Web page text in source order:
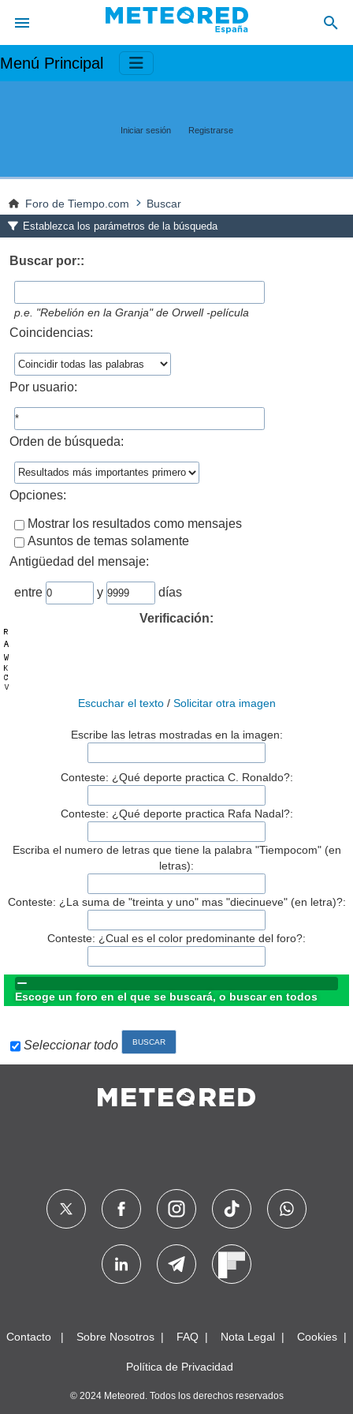
Menú Principal
Iniciar sesión Registrarse
Foro de Tiempo.com Buscar
Establezca los parámetros de la búsqueda
Buscar por::
p.e. "Rebelión en la Granja" de Orwell -película
Coincidencias:
Por usuario:
Orden de búsqueda:
Opciones:
Mostrar los resultados como mensajes
Asuntos de temas solamente
Antigüedad del mensaje:
entre y
días
Verificación:
Escuchar el texto/ Solicitar otra imagen
Escribe las letras mostradas en la imagen:
Conteste: ¿Qué deporte practica C. Ronaldo?:
Conteste: ¿Qué deporte practica Rafa Nadal?:
Escriba el numero de letras que tiene la palabra "Tiempocom" (en
letras):
Conteste: ¿La suma de "treinta y uno" mas "diecinueve" (en letra)?:
Conteste: ¿Cual es el color predominante del foro?:
Escoge un foro en el que se buscará, o buscar en todos
Seleccionar todo
Contacto Sobre Nosotros FAQ Nota Legal Cookies
Política de Privacidad
© 2024 Meteored. Todos los derechos reservados